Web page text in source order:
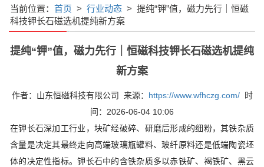
单
当前位置： 首页 > 行业动态 > 提纯“钾”值，磁力先行｜恒磁
科技钾长石磁选机提纯新方案
提纯“钾”值，磁力先行｜恒磁科技钾长石磁选机提纯
新方案
作者：山东恒磁科技有限公司 来源： https://www.wfhczg.com/时
间：2026-06-04 10:06
在钾长石深加工行业，块矿经破碎、研磨后形成的细粉，其铁杂质
含量是决定其最终走向高端玻璃瓶罐料、玻纤原料还是低端陶瓷坯
体的决定性指标。钾长石中的含铁杂质多以赤铁矿、褐铁矿、黑云